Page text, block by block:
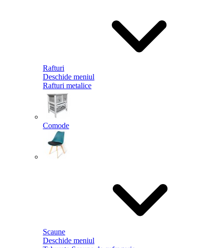
Rafturi
Deschide meniul
Rafturi metalice
Comode
Scaune
Deschide meniul